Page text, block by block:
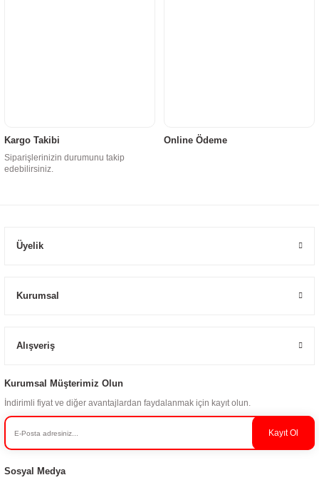
Kargo Takibi
Siparişlerinizin durumunu takip
edebilirsiniz.
Online Ödeme
Üyelik
Kurumsal
Alışveriş
Kurumsal Müşterimiz Olun
İndirimli fiyat ve diğer avantajlardan faydalanmak için kayıt olun.
Kayıt Ol
Sosyal Medya